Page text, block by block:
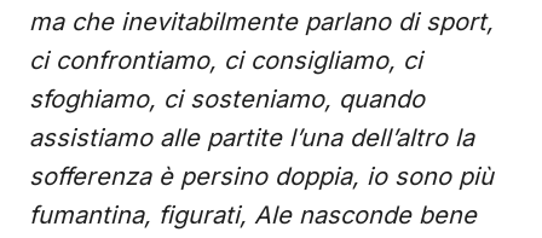
ma che inevitabilmente parlano di sport,
ci confrontiamo, ci consigliamo, ci
sfoghiamo, ci sosteniamo, quando
assistiamo alle partite l’una dell’altro la
sofferenza è persino doppia, io sono più
fumantina, figurati, Ale nasconde bene